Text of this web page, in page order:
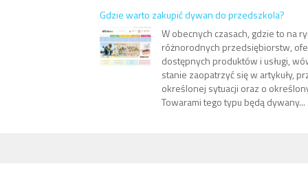
Gdzie warto zakupić dywan do przedszkola?
W obecnych czasach, gdzie to na
różnorodnych przedsiębiorstw,
dostępnych produktów i usługi,
stanie zaopatrzyć się w artykuły,
określonej sytuacji oraz o
Towarami tego typu będą dywany...